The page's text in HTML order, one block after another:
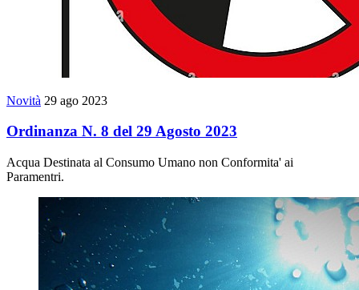
Novità 29 ago 2023
Ordinanza N. 8 del 29 Agosto 2023
Acqua Destinata al Consumo Umano non Conformita' ai
Paramentri.